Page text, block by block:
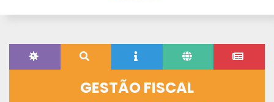
GESTÃO FISCAL